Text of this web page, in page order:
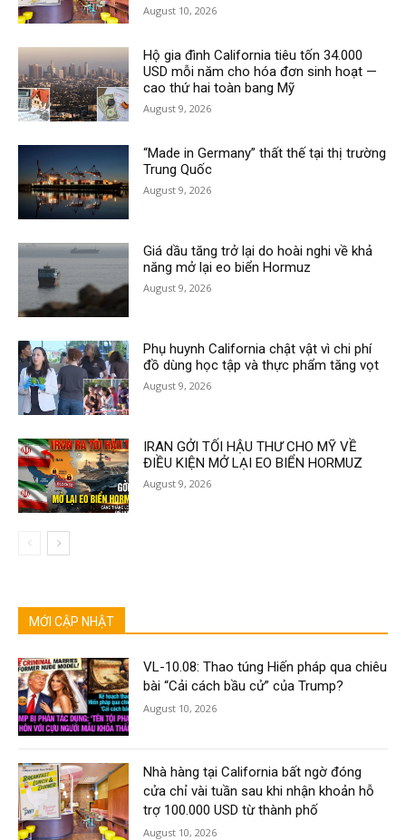
August 10, 2026
Hộ gia đình California tiêu tốn 34.000
USD mỗi năm cho hóa đơn sinh hoạt —
cao thứ hai toàn bang Mỹ
August 9, 2026
“Made in Germany” thất thế tại thị trường
Trung Quốc
August 9, 2026
Giá dầu tăng trở lại do hoài nghi về khả
năng mở lại eo biển Hormuz
August 9, 2026
Phụ huynh California chật vật vì chi phí
đồ dùng học tập và thực phẩm tăng vọt
August 9, 2026
IRAN GỞI TỐI HẬU THƯ CHO MỸ VỀ
ĐIỀU KIỆN MỞ LẠI EO BIỂN HORMUZ
August 9, 2026
MỚI CẬP NHẬT
VL-10.08: Thao túng Hiến pháp qua chiêu
bài “Cải cách bầu cử” của Trump?
August 10, 2026
Nhà hàng tại California bất ngờ đóng
cửa chỉ vài tuần sau khi nhận khoản hỗ
trợ 100.000 USD từ thành phố
August 10, 2026